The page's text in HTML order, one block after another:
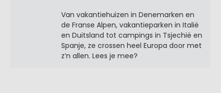
Van vakantiehuizen in Denemarken en
de Franse Alpen, vakantieparken in Italië
en Duitsland tot campings in Tsjechië en
Spanje, ze crossen heel Europa door met
z’n allen. Lees je mee?